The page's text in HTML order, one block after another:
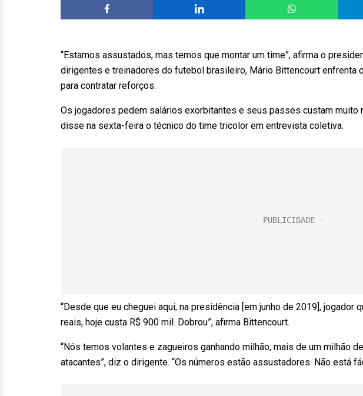
“Estamos assustados, mas temos que montar um time”, afirma o
dirigentes e treinadores do futebol brasileiro, Mário Bittencourt enfrenta
para contratar reforços.
Os jogadores pedem salários exorbitantes e seus passes custam muito
disse na sexta-feira o técnico do time tricolor em entrevista coletiva.
“Desde que eu cheguei aqui, na presidência [em junho de 2019], jogador
reais, hoje custa R$ 900 mil. Dobrou”, afirma Bittencourt.
“Nós temos volantes e zagueiros ganhando milhão, mais de um milhão
atacantes”, diz o dirigente. “Os números estão assustadores. Não está